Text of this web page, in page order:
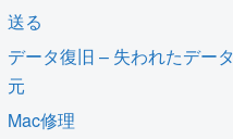
送る
データ復旧 – 失われたデー
元
Mac修理